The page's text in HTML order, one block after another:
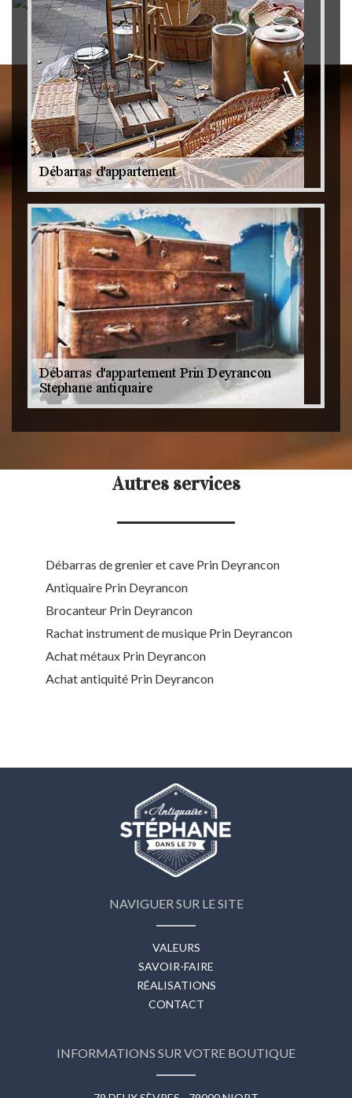
Achat antiquité 79
Autres services
Débarras de grenier et cave Prin Deyrancon
Antiquaire Prin Deyrancon
Brocanteur Prin Deyrancon
Rachat instrument de musique Prin Deyrancon
Achat métaux Prin Deyrancon
Achat antiquité Prin Deyrancon
NAVIGUER SUR LE SITE
VALEURS
SAVOIR-FAIRE
RÉALISATIONS
CONTACT
INFORMATIONS SUR VOTRE BOUTIQUE